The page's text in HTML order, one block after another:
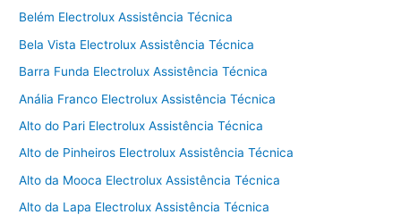
Belém Electrolux Assistência Técnica
Bela Vista Electrolux Assistência Técnica
Barra Funda Electrolux Assistência Técnica
Anália Franco Electrolux Assistência Técnica
Alto do Pari Electrolux Assistência Técnica
Alto de Pinheiros Electrolux Assistência Técnica
Alto da Mooca Electrolux Assistência Técnica
Alto da Lapa Electrolux Assistência Técnica